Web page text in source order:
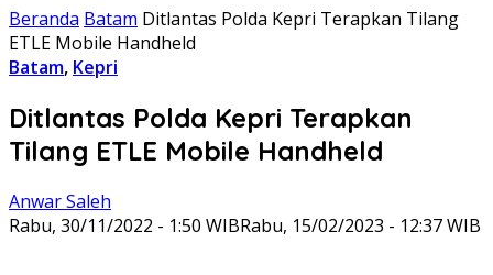
Beranda Batam Ditlantas Polda Kepri Terapkan Tilang
ETLE Mobile Handheld
Batam, Kepri
Ditlantas Polda Kepri Terapkan
Tilang ETLE Mobile Handheld
Anwar Saleh
Rabu, 30/11/2022 - 1:50 WIBRabu, 15/02/2023 - 12:37 WIB